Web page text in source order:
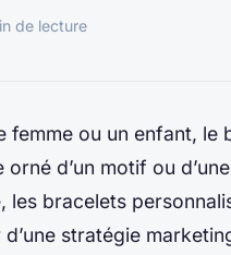
de lecture
femme ou un enfant, le
d’un motif ou
les bracelets
stratégie